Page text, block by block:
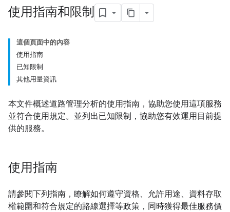
使用指南和限制
這個頁面中的內容
使用指南
已知限制
其他用量資訊
本文件概述道路管理分析的使用指南，協助您使用這項服務
並符合使用規定。並列出已知限制，協助您有效運用目前提
供的服務。
使用指南
請參閱下列指南，瞭解如何遵守資格、允許用途、資料存取
權範圍和符合規定的路線選擇等政策，同時獲得最佳服務價